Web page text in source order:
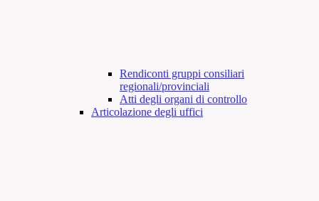
Rendiconti gruppi consiliari
regionali/provinciali
Atti degli organi di controllo
Articolazione degli uffici